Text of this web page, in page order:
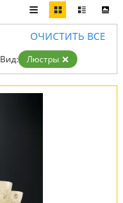
ОЧИСТИТЬ ВСЕ
Вид: Люстры